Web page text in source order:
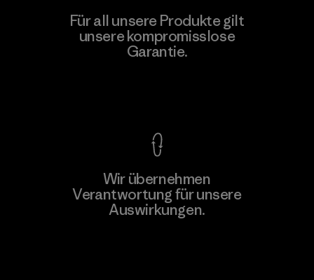
Teijin Frontier Co., Ltd.
Material-supplier
Für all unsere Produkte gilt
unsere kompromisslose
Garantie.
Wir übernehmen
Verantwortung für unsere
Auswirkungen.